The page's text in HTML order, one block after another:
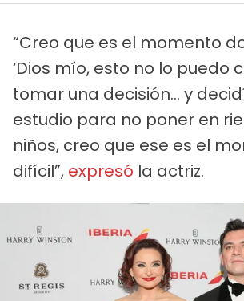
“Creo que es el momento
‘Dios mío, esto no lo puedo
tomar una decisión… y
estudio para no poner en
niños, creo que ese es el
difícil”, expresó la actriz.